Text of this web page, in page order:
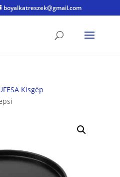
boyalkatreszek@gmail.com
Kisgép